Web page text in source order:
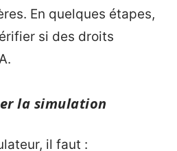
En quelques étapes,
si des droits
la simulation
il faut :